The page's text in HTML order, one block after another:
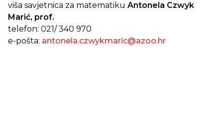
viša savjetnica za matematiku Antonela Czwyk
Marić, prof.
telefon: 021/ 340 970
e-pošta: antonela.czwykmaric@azoo.hr